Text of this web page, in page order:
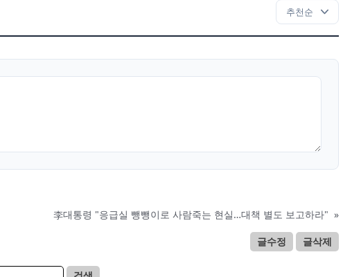
李대통령 "응급실 뺑뺑이로 사람죽는 현실…대책 별도 보고하라" »
글수정 글삭제